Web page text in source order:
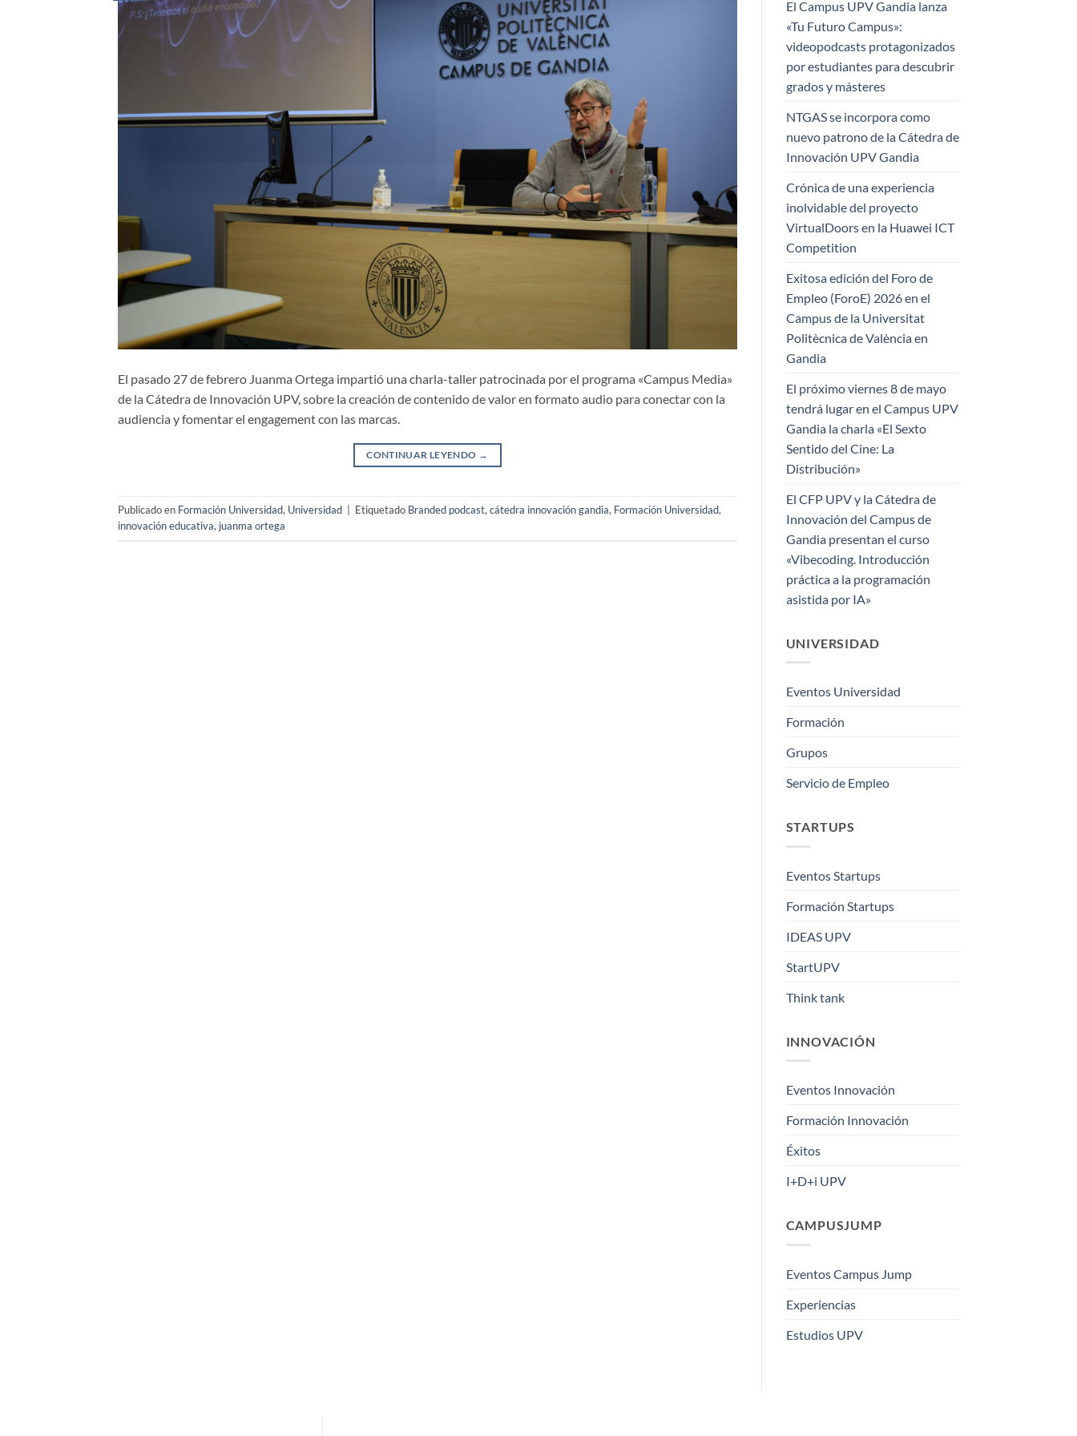
El pasado 27 de febrero Juanma Ortega impartió una charla-taller patrocinada por el programa «Campus Media»
de la Cátedra de Innovación UPV, sobre la creación de contenido de valor en formato audio para conectar con la
audiencia y fomentar el engagement con las marcas.
CONTINUAR LEYENDO →
Publicado en Formación Universidad, Universidad Etiquetado Branded podcast,cátedra innovación gandia, Formación Universidad,
innovación educativa, juanma ortega
El Campus UPV Gandia lanza
«Tu Futuro Campus»:
videopodcasts protagonizados
por estudiantes para descubrir
grados y másteres
NTGAS se incorpora como
nuevo patrono de la Cátedra de
Innovación UPV Gandia
Crónica de una experiencia
inolvidable del proyecto
VirtualDoors en la Huawei ICT
Competition
Exitosa edición del Foro de
Empleo (ForoE) 2026 en el
Campus de la Universitat
Politècnica de València en
Gandia
El próximo viernes 8 de mayo
tendrá lugar en el Campus UPV
Gandia la charla «El Sexto
Sentido del Cine: La
Distribución»
El CFP UPV y la Cátedra de
Innovación del Campus de
Gandia presentan el curso
«Vibecoding. Introducción
práctica a la programación
asistida por IA»
UNIVERSIDAD
Eventos Universidad
Formación
Grupos
Servicio de Empleo
STARTUPS
Eventos Startups
Formación Startups
IDEAS UPV
StartUPV
Think tank
INNOVACIÓN
Eventos Innovación
Formación Innovación
Éxitos
I+D+i UPV
CAMPUSJUMP
Eventos Campus Jump
Experiencias
Estudios UPV